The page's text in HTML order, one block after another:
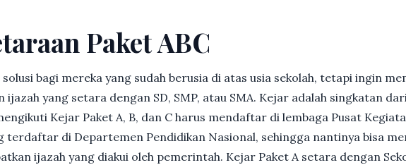
Paket ABC
solusi bagi mereka yang sudah berusia di atas usia sekolah, tetapi ingin
ijazah yang setara dengan SD, SMP, atau SMA. Kejar adalah singkatan
Kejar Paket A, B, dan C harus mendaftar di lembaga Pusat
terdaftar di Departemen Pendidikan Nasional, sehingga nantinya bisa
ijazah yang diakui oleh pemerintah. Kejar Paket A setara dengan